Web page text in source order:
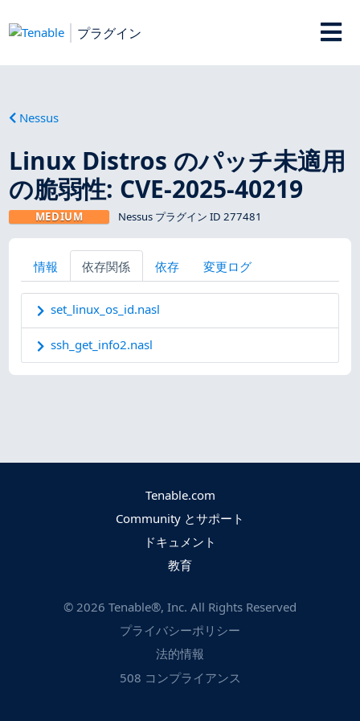
プラグイン
Nessus
Linux Distros のパッチ未適用
の脆弱性: CVE-2025-40219
MEDIUM Nessus プラグイン ID 277481
情報 依存関係 依存 変更ログ
set_linux_os_id.nasl
ssh_get_info2.nasl
Tenable.com
Community とサポート
ドキュメント
教育
© 2026 Tenable®, Inc. All Rights Reserved
プライバシーポリシー
法的情報
508 コンプライアンス